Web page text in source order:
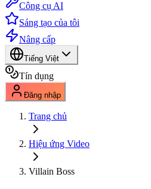
Công cụ AI
Sáng tạo của tôi
Nâng cấp
Tiếng Việt
Tín dụng
Đăng nhập
Trang chủ
Hiệu ứng Video
Villain Boss